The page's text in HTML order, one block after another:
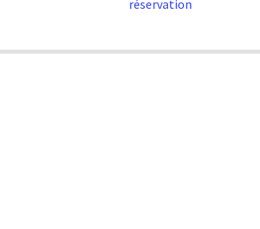
réservation